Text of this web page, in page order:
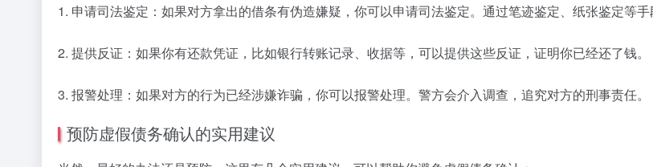
1. 申请司法鉴定：如果对方拿出的借条有伪造嫌疑，你可以申请司法鉴定。通过笔迹鉴定、纸张鉴定等手
2. 提供反证：如果你有还款凭证，比如银行转账记录、收据等，可以提供这些反证，证明你已经还了钱。
3. 报警处理：如果对方的行为已经涉嫌诈骗，你可以报警处理。警方会介入调查，追究对方的刑事责任。
预防虚假债务确认的实用建议